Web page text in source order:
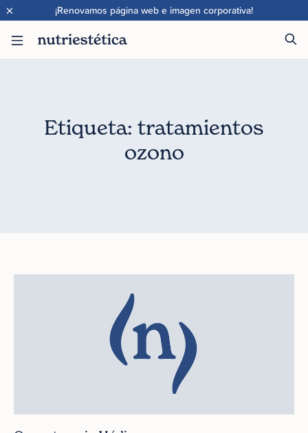
¡Renovamos página web e imagen corporativa!
×
Etiqueta: tratamientos
ozono